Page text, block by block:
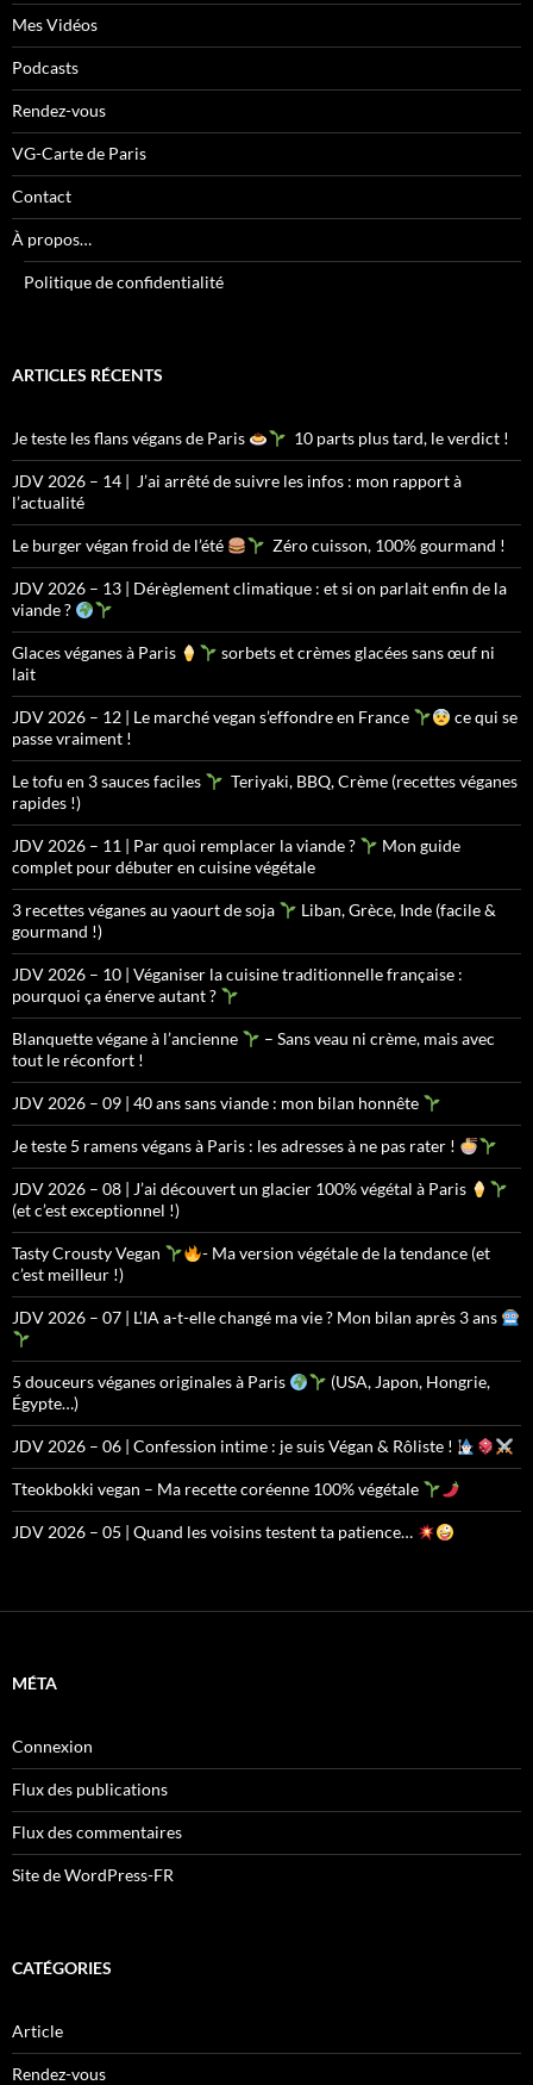
Mes Vidéos
Podcasts
Rendez-vous
VG-Carte de Paris
Contact
À propos…
Politique de confidentialité
ARTICLES RÉCENTS
Je teste les flans végans de Paris 10 parts plus tard, le verdict !
JDV 2026 – 14 | J’ai arrêté de suivre les infos : mon rapport à
l’actualité
Le burger végan froid de l’été Zéro cuisson, 100% gourmand !
JDV 2026 – 13 | Dérèglement climatique : et si on parlait enfin de la
viande ?
Glaces véganes à Paris
sorbets et crèmes glacées sans œuf ni
lait
JDV 2026 – 12 | Le marché vegan s’effondre en France
ce qui se
passe vraiment !
Le tofu en 3 sauces faciles
Teriyaki, BBQ, Crème (recettes véganes
rapides !)
JDV 2026 – 11 | Par quoi remplacer la viande ?
Mon guide
complet pour débuter en cuisine végétale
3 recettes véganes au yaourt de soja
Liban, Grèce, Inde (facile &
gourmand !)
JDV 2026 – 10 | Véganiser la cuisine traditionnelle française :
pourquoi ça énerve autant ?
Blanquette végane à l’ancienne
– Sans veau ni crème, mais avec
tout le réconfort !
JDV 2026 – 09 | 40 ans sans viande : mon bilan honnête
Je teste 5 ramens végans à Paris : les adresses à ne pas rater !
JDV 2026 – 08 | J’ai découvert un glacier 100% végétal à Paris
(et c’est exceptionnel !)
Tasty Crousty Vegan
- Ma version végétale de la tendance (et
c’est meilleur !)
JDV 2026 – 07 | L’IA a-t-elle changé ma vie ? Mon bilan après 3 ans
5 douceurs véganes originales à Paris
(USA, Japon, Hongrie,
Égypte…)
JDV 2026 – 06 | Confession intime : je suis Végan & Rôliste !
Tteokbokki vegan – Ma recette coréenne 100% végétale
JDV 2026 – 05 | Quand les voisins testent ta patience…
MÉTA
Connexion
Flux des publications
Flux des commentaires
Site de WordPress-FR
CATÉGORIES
Article
Rendez-vous